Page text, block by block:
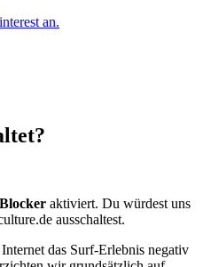
an.
aktiviert. Du würdest uns
ausschaltest.
das Surf-Erlebnis negativ